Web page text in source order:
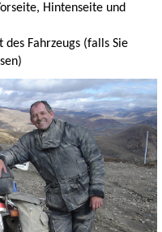
Hintenseite und
Fahrzeugs (falls Sie